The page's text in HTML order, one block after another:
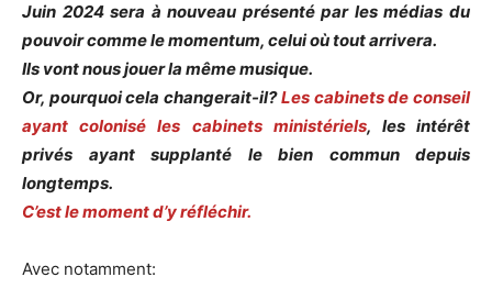
Juin 2024 sera à nouveau présenté par les médias du
pouvoir comme le momentum, celui où tout arrivera.
Ils vont nous jouer la même musique.
Or, pourquoi cela changerait-il?Les cabinets de conseil
ayant colonisé les cabinets ministériels, les intérêt
privés ayant supplanté le bien commun depuis
longtemps.
C’est le moment d’y réfléchir.
Avec notamment: